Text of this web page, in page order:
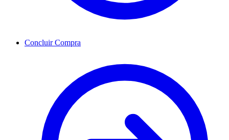
Concluir Compra